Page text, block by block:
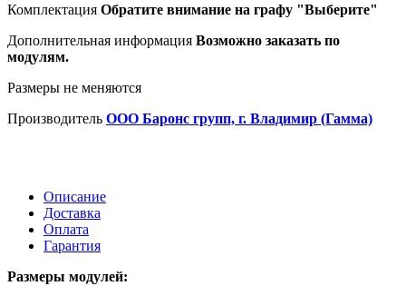
Комплектация Обратите внимание на графу "Выберите"
Дополнительная информация Возможно заказать по
модулям.
Размеры не меняются
Производитель ООО Баронс групп, г. Владимир (Гамма)
Описание
Доставка
Оплата
Гарантия
Размеры модулей: